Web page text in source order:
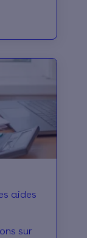
le coût
aides
sur